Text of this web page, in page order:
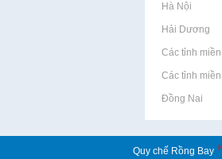
Rao vặt tại Hà Nội
Rao vặt tại Hải Dương
Rao vặt tại Các tỉnh
Rao vặt tại Các tỉnh
Rao vặt tại Đồng Nai
Quy chế Rồng Bay